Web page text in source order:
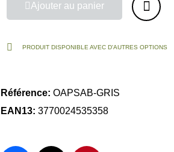
Ajouter au panier
PRODUIT DISPONIBLE AVEC D'AUTRES OPTIONS
Référence OAPSAB-GRIS
EAN13 3770024535358